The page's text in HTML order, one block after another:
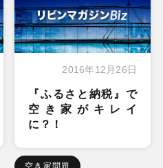
2016年12月26日
『ふるさと納税』で
空き家がキレイ
に？！
空き家問題